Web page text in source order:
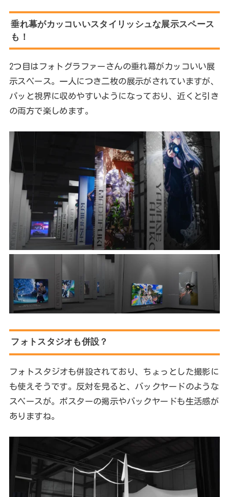
垂れ幕がカッコいいスタイリッシュな展示スペース
も！
2つ目はフォトグラファーさんの垂れ幕がカッコいい展
示スペース。一人につき二枚の展示がされていますが、
パッと視界に収めやすいようになっており、近くと引き
の両方で楽しめます。
フォトスタジオも併設？
フォトスタジオも併設されており、ちょっとした撮影に
も使えそうです。反対を見ると、バックヤードのような
スペースが。ポスターの掲示やバックヤードも生活感が
ありますね。